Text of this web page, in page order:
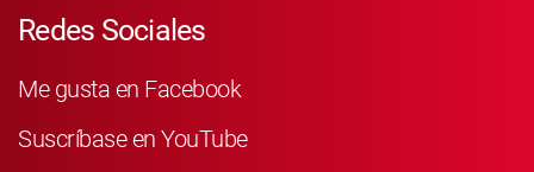
Redes Sociales
Me gusta en Facebook
Suscríbase en YouTube